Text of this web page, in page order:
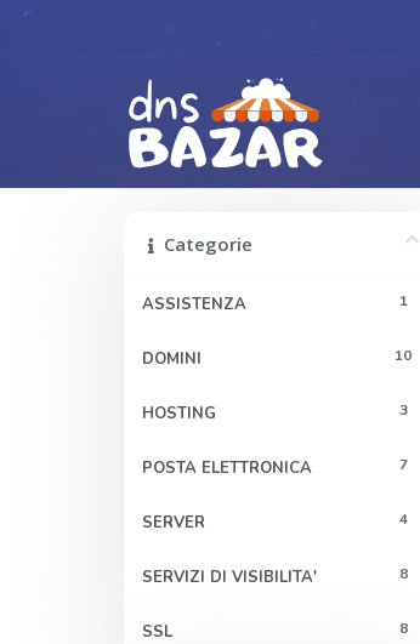
Categorie
1
ASSISTENZA
10
DOMINI
3
HOSTING
7
POSTA ELETTRONICA
4
SERVER
8
SERVIZI DI VISIBILITA'
8
SSL